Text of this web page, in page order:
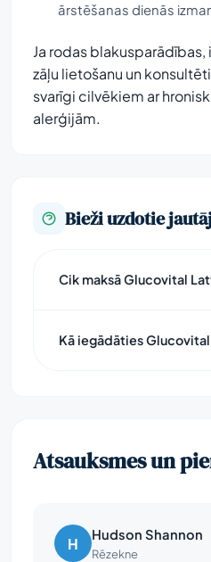
ārstēšanas dienās
Ja rodas
zāļu lietošanu un
svarīgi cilvēkiem ar
alerģijām.
Bieži uzdotie
Cik maksā Glucovital
Kā iegādāties
Atsauksmes un
H Hudson Shannon
Rēzekne